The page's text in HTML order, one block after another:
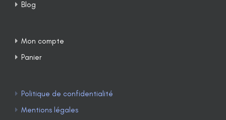
Blog
Mon compte
Panier
Politique de confidentialité
Mentions légales